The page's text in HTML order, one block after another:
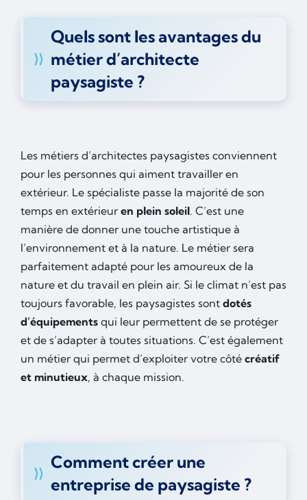
Quels sont les avantages du
métier d’architecte
paysagiste ?
Les métiers d’architectes paysagistes conviennent
pour les personnes qui aiment travailler en
extérieur. Le spécialiste passe la majorité de son
temps en extérieur en plein soleil. C’est une
manière de donner une touche artistique à
l’environnement et à la nature. Le métier sera
parfaitement adapté pour les amoureux de la
nature et du travail en plein air. Si le climat n’est pas
toujours favorable, les paysagistes sont dotés
d’équipements qui leur permettent de se protéger
et de s’adapter à toutes situations. C’est également
un métier qui permet d’exploiter votre côté créatif
et minutieux, à chaque mission.
Comment créer une
entreprise de paysagiste ?